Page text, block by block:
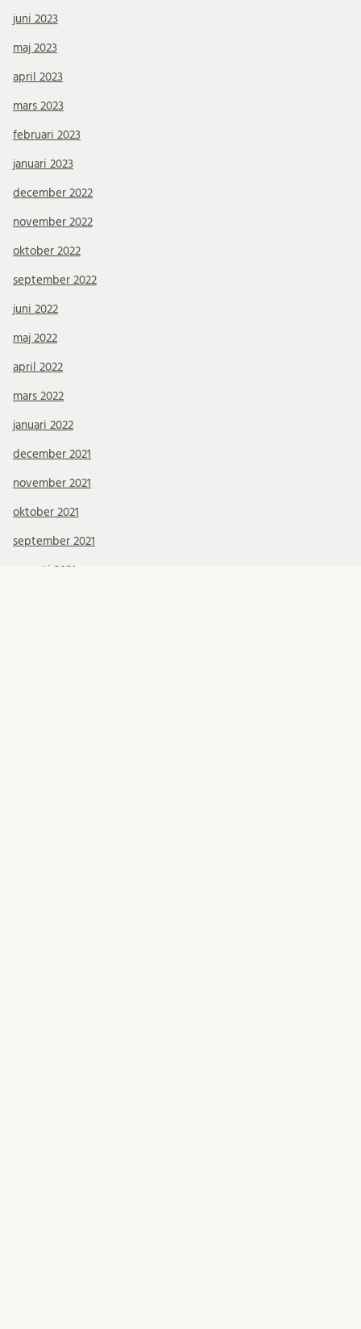
juni 2023
maj 2023
april 2023
mars 2023
februari 2023
januari 2023
december 2022
november 2022
oktober 2022
september 2022
juni 2022
maj 2022
april 2022
mars 2022
januari 2022
december 2021
november 2021
oktober 2021
september 2021
augusti 2021